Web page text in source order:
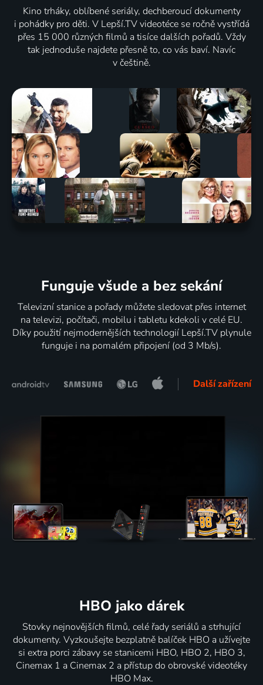
Kino trháky, oblíbené seriály, dechberoucí dokumenty
i pohádky pro děti. V Lepší.TV videotéce se ročně vystřídá
přes 15 000 různých filmů a tisíce dalších pořadů. Vždy
tak jednoduše najdete přesně to, co vás baví. Navíc
v češtině.
Funguje všude a bez sekání
Televizní stanice a pořady můžete sledovat přes internet
na televizi, počítači, mobilu i tabletu kdekoli v celé EU.
Díky použití nejmodernějších technologií Lepší.TV plynule
funguje i na pomalém připojení (od 3 Mb/s).
Další zařízení
HBO jako dárek
Stovky nejnovějších filmů, celé řady seriálů a strhující
dokumenty. Vyzkoušejte bezplatně balíček HBO a užívejte
si extra porci zábavy se stanicemi HBO, HBO 2, HBO 3,
Cinemax 1 a Cinemax 2 a přístup do obrovské videotéky
HBO Max.